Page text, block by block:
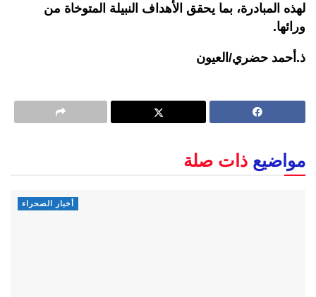
لهذه المبادرة، بما يحقق الأهداف النبيلة المتوخاة من
ورائها.
ذ.أحمد حضري/العيون
مواضيع ذات صلة
أخبار الصحراء